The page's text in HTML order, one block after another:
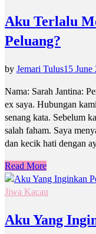
Aku Terlalu
Peluang?
by Jemari Tulus15 June
Nama: Sarah Jantina:
ex saya. Hubungan
senang kata. Sebelum
salah faham. Saya
dan kecik hati dengan
Read More
Jiwa Kacau
Aku Yang